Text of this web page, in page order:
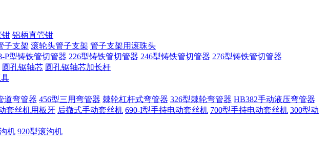
钳 铝柄直管钳
子支架 滚轮头管子支架 管子支架用滚珠头
P型铸铁管切管器 226型铸铁管切管器 246型铸铁管切管器 276型铸铁管切管器
圆孔锯轴芯 圆孔锯轴芯加长杆
道弯管器 456型三用弯管器 棘轮杠杆式弯管器 326型棘轮弯管器 HB382手动液压弯管器
套丝机用板牙 后撤式手动套丝机 690-I型手持电动套丝机 700型手持电动套丝机 300型动
机 920型滚沟机